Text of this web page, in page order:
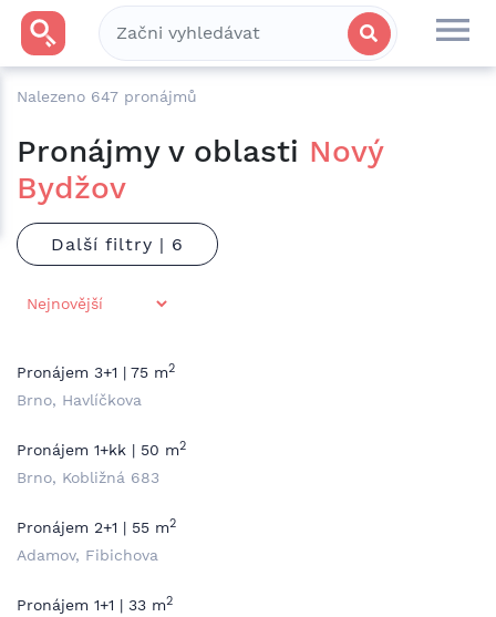
Nalezeno 647 pronájmů
Pronájmy v oblasti Nový
Bydžov
Další filtry |
Pronájem 3+1 | 75 m2
Brno, Havlíčkova
Pronájem 1+kk | 50 m2
Brno, Kobližná 683
Pronájem 2+1 | 55 m2
Adamov, Fibichova
Pronájem 1+1 | 33 m2